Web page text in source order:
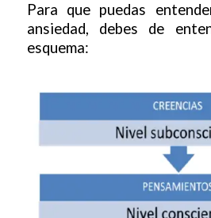
Para que puedas
ansiedad, debes de
esquema: